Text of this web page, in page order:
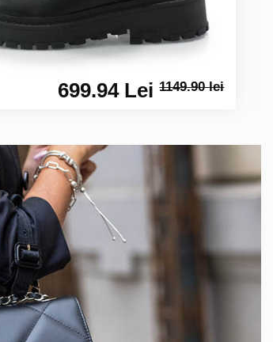
699.94 Lei1149.90 lei